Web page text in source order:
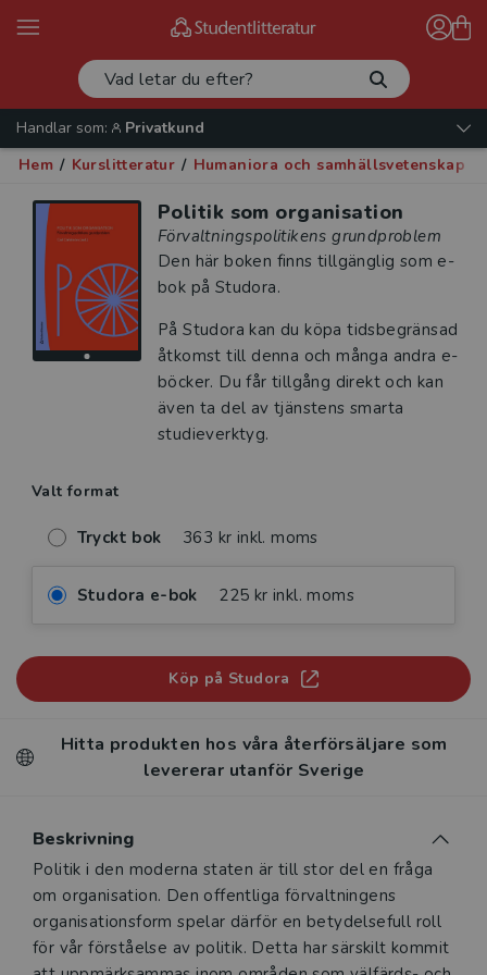
Handlar som:
Privatkund
Hem / Kurslitteratur / Humaniora och samhällsvetenskap
Politik som organisation
Förvaltningspolitikens grundproblem
Den här boken finns tillgänglig som e-
bok på Studora.
På Studora kan du köpa tidsbegränsad
åtkomst till denna och många andra e-
böcker. Du får tillgång direkt och kan
även ta del av tjänstens smarta
studieverktyg.
Valt format
Tryckt bok 363 kr inkl. moms
Studora e-bok 225 kr inkl. moms
Köp på Studora
Hitta produkten hos våra återförsäljare som
levererar utanför Sverige
Beskrivning
Beskrivning
Politik i den moderna staten är till stor del en fråga
om organisation. Den offentliga förvaltningens
organisationsform spelar därför en betydelsefull roll
för vår förståelse av politik. Detta har särskilt kommit